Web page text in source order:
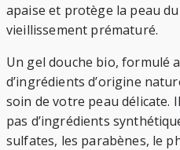
apaise et protège la peau
vieillissement prématuré.
Un gel douche bio, formulé
d’ingrédients d’origine
soin de votre peau délicate.
pas d’ingrédients
sulfates, les parabènes, le